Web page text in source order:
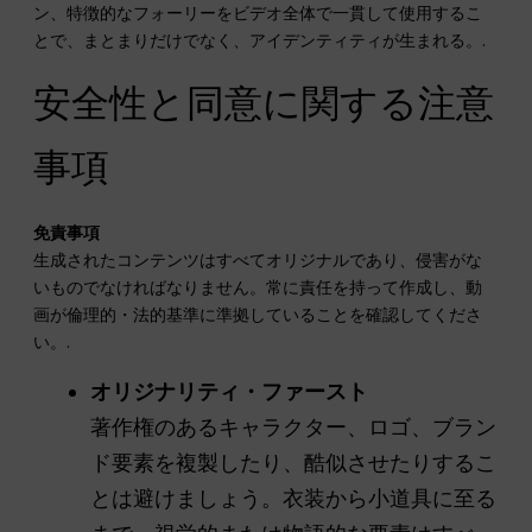
ン、特徴的なフォーリーをビデオ全体で一貫して使用するこ
とで、まとまりだけでなく、アイデンティティが生まれる。.
安全性と同意に関する注意
事項
免責事項
生成されたコンテンツはすべてオリジナルであり、侵害がな
いものでなければなりません。常に責任を持って作成し、動
画が倫理的・法的基準に準拠していることを確認してくださ
い。.
オリジナリティ・ファースト
著作権のあるキャラクター、ロゴ、ブラン
ド要素を複製したり、酷似させたりするこ
とは避けましょう。衣装から小道具に至る